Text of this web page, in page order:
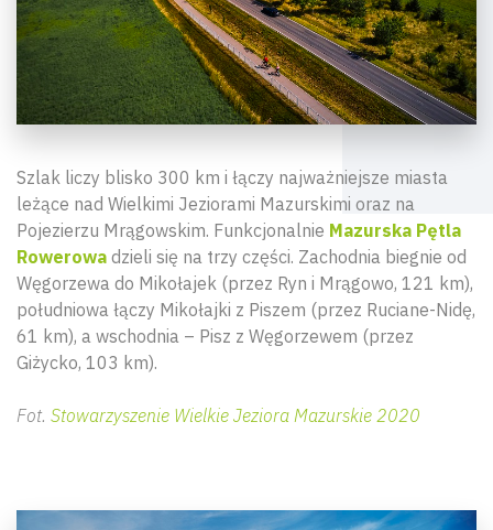
Szlak liczy blisko 300 km i łączy najważniejsze miasta
leżące nad Wielkimi Jeziorami Mazurskimi oraz na
Pojezierzu Mrągowskim. Funkcjonalnie Mazurska Pętla
Rowerowa dzieli się na trzy części. Zachodnia biegnie od
Węgorzewa do Mikołajek (przez Ryn i Mrągowo, 121 km),
południowa łączy Mikołajki z Piszem (przez Ruciane-Nidę,
61 km), a wschodnia – Pisz z Węgorzewem (przez
Giżycko, 103 km).
Fot. Stowarzyszenie Wielkie Jeziora Mazurskie 2020